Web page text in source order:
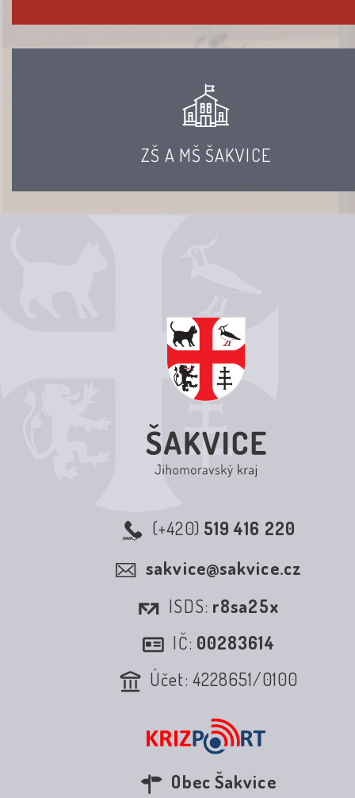
ZŠ A MŠ ŠAKVICE
(+420) 519 416 220
sakvice@sakvice.cz
ISDS: r8sa25x
IČ: 00283614
Účet: 4228651/0100
Obec Šakvice